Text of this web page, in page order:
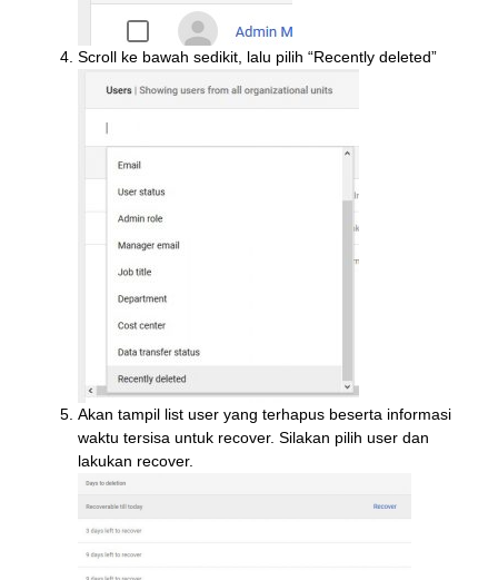
Scroll ke bawah sedikit, lalu pilih “Recently deleted”
Akan tampil list user yang terhapus beserta informasi
waktu tersisa untuk recover. Silakan pilih user dan
lakukan recover.